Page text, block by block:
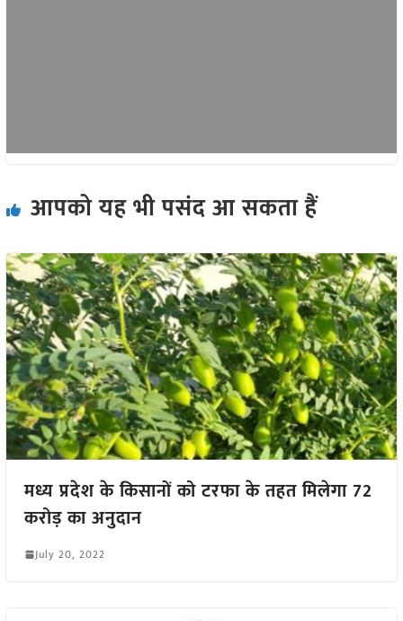
आपको यह भी पसंद आ सकता हैं
मध्य प्रदेश के किसानों को टरफा के तहत मिलेगा 72
करोड़ का अनुदान
July 20, 2022